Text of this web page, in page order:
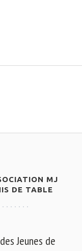
MJ
DE TABLE
Jeunes de